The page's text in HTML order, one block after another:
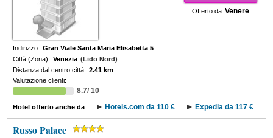
Offerto da Venere
Indirizzo: Gran Viale Santa Maria Elisabetta 5
Città (Zona): Venezia (Lido Nord)
Distanza dal centro città: 2.41 km
Valutazione clienti:
8.7/ 10
Hotel offerto anche da Hotels.com da 110 € Expedia da 117 €
Russo Palace